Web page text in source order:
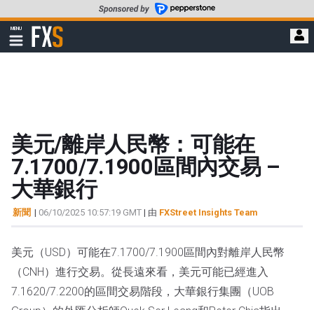
至
要
MENU
顯
示
FXStreet
美元/離岸人民幣：可能在
7.1700/7.1900區間內交易 –
大華銀行
新聞 | 06/10/2025 10:57:19 GMT | 由 FXStreet Insights Team
美元（USD）可能在7.1700/7.1900區間內對離岸人民幣
（CNH）進行交易。從長遠來看，美元可能已經進入
7.1620/7.2200的區間交易階段，大華銀行集團（UOB